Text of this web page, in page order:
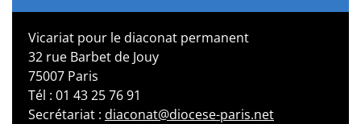
Vicariat pour le diaconat permanent
32 rue Barbet de Jouy
75007 Paris
Tél : 01 43 25 76 91
Secrétariat : diaconat@diocese-paris.net